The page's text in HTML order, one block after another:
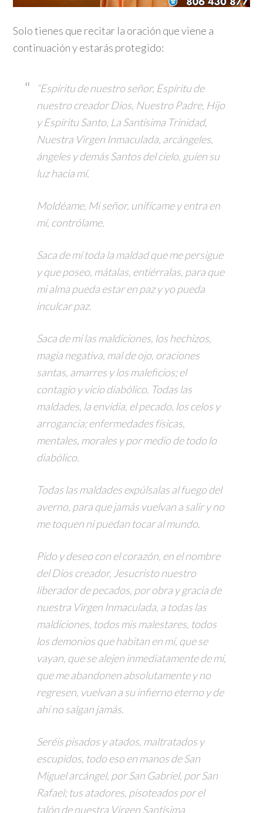
Solo tienes que recitar la oración que viene a
continuación y estarás protegido:
“Espíritu de nuestro señor, Espíritu de
nuestro creador Dios, Nuestro Padre, Hijo
y Espíritu Santo, La Santísima Trinidad,
Nuestra Virgen Inmaculada, arcángeles,
ángeles y demás Santos del cielo, guíen su
luz hacia mí.
Moldéame, Mi señor, unifícame y entra en
mí, contrólame.
Saca de mí toda la maldad que me persigue
y que poseo, mátalas, entiérralas, para que
mi alma pueda estar en paz y yo pueda
inculcar paz.
Saca de mí las maldiciones, los hechizos,
magia negativa, mal de ojo, oraciones
santas, amarres y los maleficios; el
contagio y vicio diabólico. Todas las
maldades, la envidia, el pecado, los celos y
arrogancia; enfermedades físicas,
mentales, morales y por medio de todo lo
diabólico.
Todas las maldades expúlsalas al fuego del
averno, para que jamás vuelvan a salir y no
me toquen ni puedan tocar al mundo.
Pido y deseo con el corazón, en el nombre
del Dios creador, Jesucristo nuestro
liberador de pecados, por obra y gracia de
nuestra Virgen Inmaculada, a todas las
maldiciones, todos mis malestares, todos
los demonios que habitan en mí, que se
vayan, que se alejen inmediatamente de mí,
que me abandonen absolutamente y no
regresen, vuelvan a su infierno eterno y de
ahí no salgan jamás.
Seréis pisados y atados, maltratados y
escupidos, todo eso en manos de San
Miguel arcángel, por San Gabriel, por San
Rafael; tus atadores, pisoteados por el
talón de nuestra Virgen Santísima